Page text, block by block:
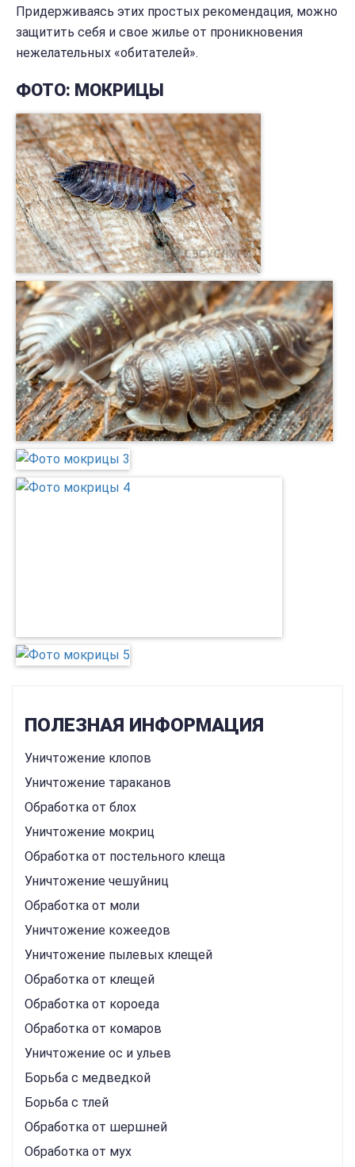
Придерживаясь этих простых рекомендация, можно
защитить себя и свое жилье от проникновения
нежелательных «обитателей».
ФОТО: МОКРИЦЫ
ПОЛЕЗНАЯ ИНФОРМАЦИЯ
Уничтожение клопов
Уничтожение тараканов
Обработка от блох
Уничтожение мокриц
Обработка от постельного клеща
Уничтожение чешуйниц
Обработка от моли
Уничтожение кожеедов
Уничтожение пылевых клещей
Обработка от клещей
Обработка от короеда
Обработка от комаров
Уничтожение ос и ульев
Борьба с медведкой
Борьба с тлей
Обработка от шершней
Обработка от мух